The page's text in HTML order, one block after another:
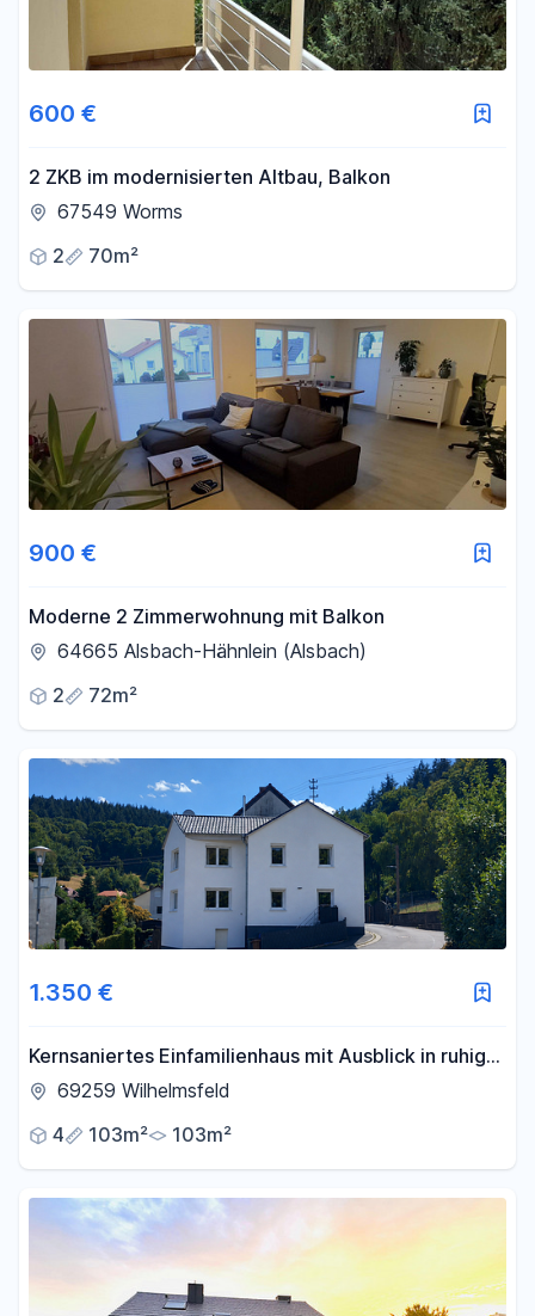
600 €
2 ZKB im modernisierten Altbau, Balkon
67549 Worms
2
70m²
900 €
Moderne 2 Zimmerwohnung mit Balkon
64665 Alsbach-Hähnlein (Alsbach)
2
72m²
1.350 €
Kernsaniertes Einfamilienhaus mit Ausblick in ruhiger
Lage69259 Wilhelmsfeld
4
103m² 103m²